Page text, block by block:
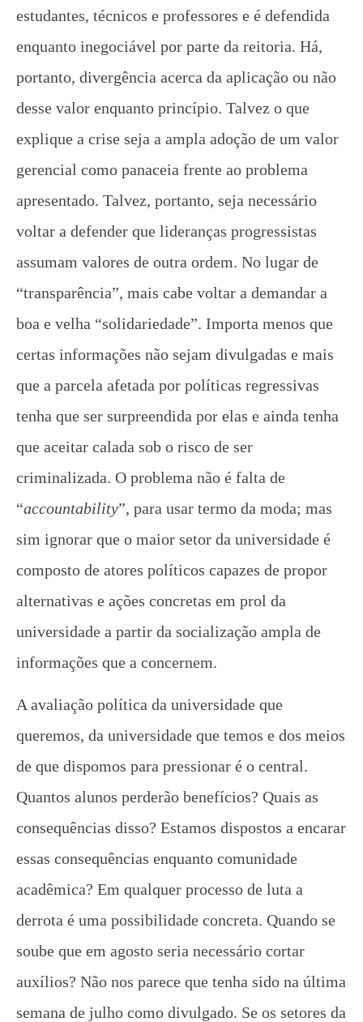
estudantes, técnicos e professores e é defendida
enquanto inegociável por parte da reitoria. Há,
portanto, divergência acerca da aplicação ou não
desse valor enquanto princípio. Talvez o que
explique a crise seja a ampla adoção de um valor
gerencial como panaceia frente ao problema
apresentado. Talvez, portanto, seja necessário
voltar a defender que lideranças progressistas
assumam valores de outra ordem. No lugar de
“transparência”, mais cabe voltar a demandar a
boa e velha “solidariedade”. Importa menos que
certas informações não sejam divulgadas e mais
que a parcela afetada por políticas regressivas
tenha que ser surpreendida por elas e ainda tenha
que aceitar calada sob o risco de ser
criminalizada. O problema não é falta de
“accountability”, para usar termo da moda; mas
sim ignorar que o maior setor da universidade é
composto de atores políticos capazes de propor
alternativas e ações concretas em prol da
universidade a partir da socialização ampla de
informações que a concernem.
A avaliação política da universidade que
queremos, da universidade que temos e dos meios
de que dispomos para pressionar é o central.
Quantos alunos perderão benefícios? Quais as
consequências disso? Estamos dispostos a encarar
essas consequências enquanto comunidade
acadêmica? Em qualquer processo de luta a
derrota é uma possibilidade concreta. Quando se
soube que em agosto seria necessário cortar
auxílios? Não nos parece que tenha sido na última
semana de julho como divulgado. Se os setores da